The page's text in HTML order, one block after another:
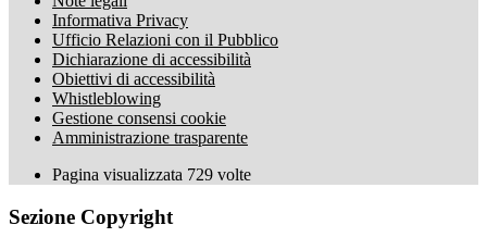
Informativa Privacy
Ufficio Relazioni con il Pubblico
Dichiarazione di accessibilità
Obiettivi di accessibilità
Whistleblowing
Gestione consensi cookie
Amministrazione trasparente
Pagina visualizzata 729 volte
Sezione Copyright